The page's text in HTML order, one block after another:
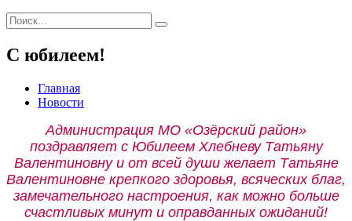
С юбилеем!
Главная
Новости
Администрация МО «Озёрский район»
поздравляет с Юбилеем Хлебневу Татьяну
Валентиновну и от всей души желает Татьяне
Валентиновне крепкого здоровья, всяческих благ,
замечательного настроения, как можно больше
счастливых минут и оправданных ожиданий!